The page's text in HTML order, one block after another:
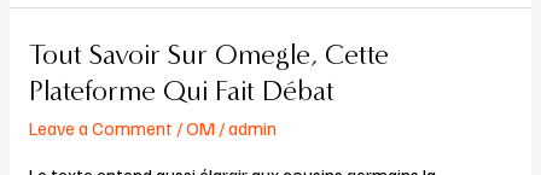
Tout Savoir Sur Omegle, Cette
Plateforme Qui Fait Débat
Leave a Comment /OM/admin
Tout
Savoir
Omegle,